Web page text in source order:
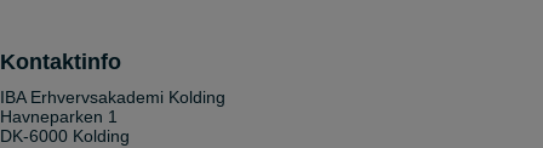
Kontaktinfo
IBA Erhvervsakademi Kolding
Havneparken 1
DK-6000 Kolding